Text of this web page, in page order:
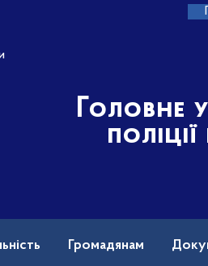
Головне
Громадянам